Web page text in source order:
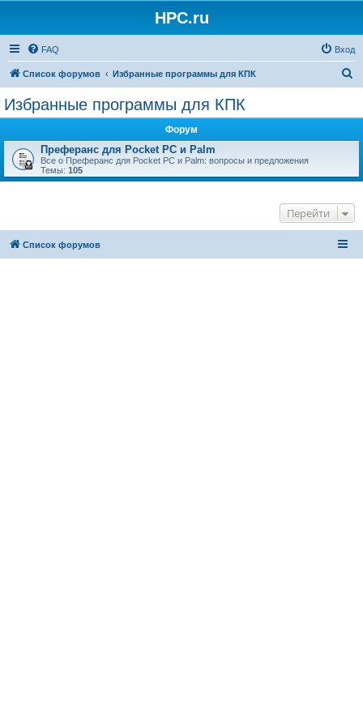
HPC.ru
FAQ Вход
Список форумов Избранные программы для КПК
Избранные программы для КПК
Форум
Преферанс для Pocket PC и Palm
Все о Преферанс для Pocket PC и Palm: вопросы и предложения
Темы: 105
Перейти
Список форумов